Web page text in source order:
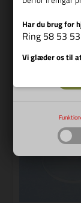
PowerGrip
Skiftenøgle
219,00
Har du brug for
Ring 58 53
Vi glæder os til